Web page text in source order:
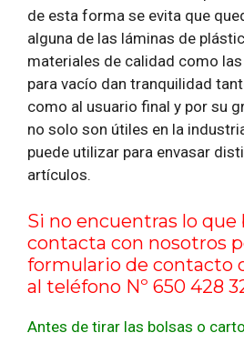
de esta forma se evita que
alguna de las láminas de
materiales de calidad como
para vacío dan tranquilidad
como al usuario final y por su
no solo son útiles en la
puede utilizar para envasar
artículos.
Si no encuentras lo que
contacta con nosotros
formulario de contacto
al teléfono Nº 650 428
Antes de tirar las bolsas o